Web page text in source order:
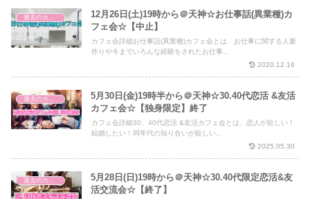
過去のカフェ会
12月26日(土)19時から＠天神☆お仕事話(異業種)カ
フェ会☆【中止】
カフェ会詳細お仕事話(異業種)カフェ会とは、お仕事に関する人脈
作りや今までいろんな経験をされたお仕事...
2020.12.16
過去のカフェ会
5月30日(金)19時半から＠天神☆30.40代恋活 &友活
カフェ会☆【独身限定】終了
カフェ会詳細30、40代恋活 &友活カフェ会とは、恋人が欲しい！
結婚したい！同年代の知り合いが欲しい...
2025.05.30
過去のカフェ会
5月28日(日)19時から＠天神☆30.40代限定恋活&友
活交流会☆【終了】